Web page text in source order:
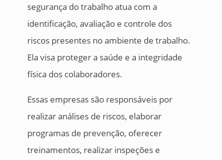
segurança do trabalho atua com a
identificação, avaliação e controle dos
riscos presentes no ambiente de trabalho.
Ela visa proteger a saúde e a integridade
física dos colaboradores.
Essas empresas são responsáveis por
realizar análises de riscos, elaborar
programas de prevenção, oferecer
treinamentos, realizar inspeções e